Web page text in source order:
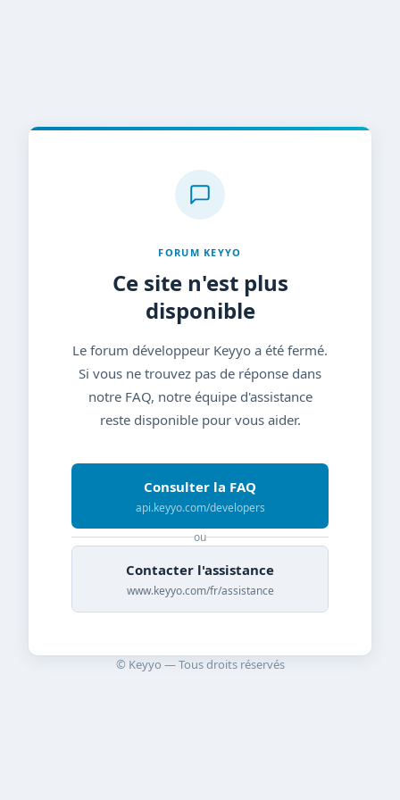
FORUM KEYYO
Ce site n'est plus
disponible
Le forum développeur Keyyo a été fermé.
Si vous ne trouvez pas de réponse dans
notre FAQ, notre équipe d'assistance
reste disponible pour vous aider.
Consulter la FAQ
api.keyyo.com/developers
ou
Contacter l'assistance
www.keyyo.com/fr/assistance
© Keyyo — Tous droits réservés